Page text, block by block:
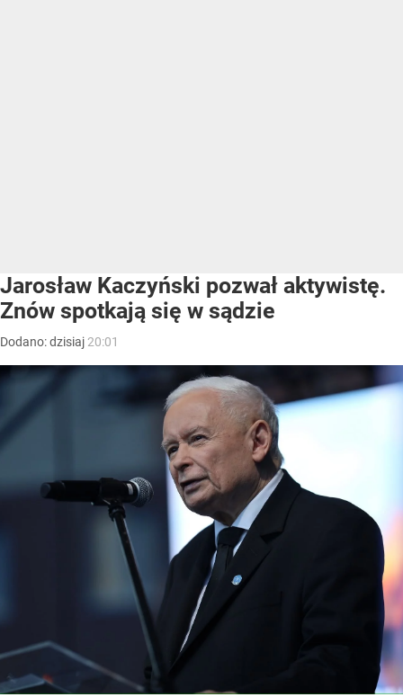
Jarosław Kaczyński pozwał aktywistę.
Znów spotkają się w sądzie
Dodano:dzisiaj 20:01